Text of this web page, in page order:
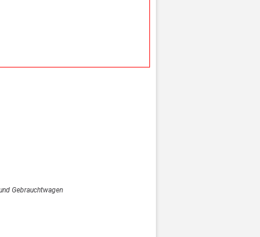
Gebrauchtwagen